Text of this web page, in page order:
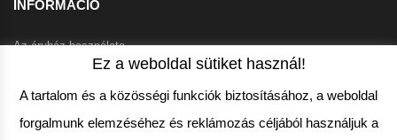
INFORMÁCIÓ
Az áruház használata
Szállítási feltételek
Garanciális feltételek
VEVŐSZOLGÁLAT
Ez a weboldal sütiket használ!
A tartalom és a közösségi funkciók biztosításához, a weboldal
forgalmunk elemzéséhez és reklámozás céljából használjuk a